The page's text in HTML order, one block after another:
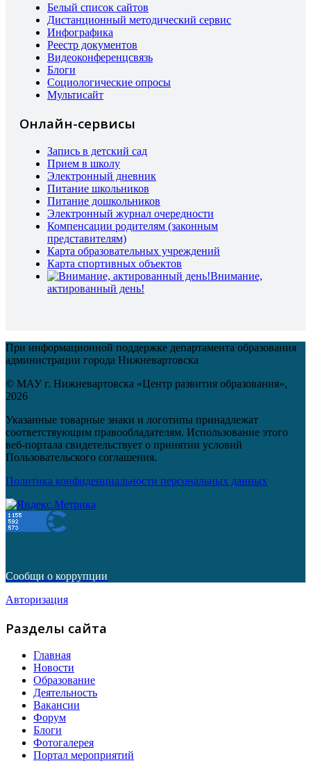
Белый список сайтов
Дистанционный методический сервис
Инфографика
Реестр документов
Видеоконференцсвязь
Блоги
Социологические опросы
Мультисайт
Онлайн-сервисы
Запись в детский сад
Прием в школу
Электронный дневник
Питание школьников
Питание дошкольников
Электронный журнал очередности
Компенсации родителям (законным
представителям)
Карта образовательных учреждений
Карта спортивных объектов
Внимание,
актированный день!
При информационной поддержке департамента образования
администрации города Нижневартовска
© МАУ г. Нижневартовска «Центр развития образования»,
2026
Указанные товарные знаки и логотипы принадлежат
соответствующим правообладателям. Использование этого
веб-портала свидетельствует о принятии условий
Пользовательского соглашения.
Политика конфиденциальности персональных данных
Сообщи о коррупции
Авторизация
Разделы сайта
Главная
Новости
Образование
Деятельность
Вакансии
Форум
Блоги
Фотогалерея
Портал мероприятий